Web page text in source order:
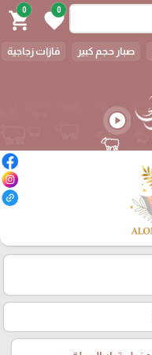
0
favorite
0
shopping_cart
صبار حجم كبير فازات زجاجية
play_circle